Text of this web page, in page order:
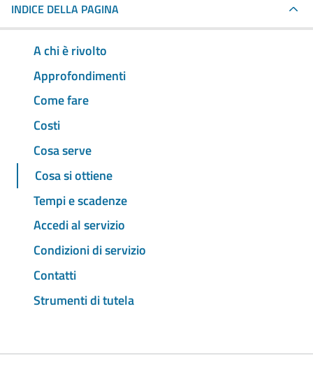
INDICE DELLA PAGINA
A chi è rivolto
Approfondimenti
Come fare
Costi
Cosa serve
Cosa si ottiene
Tempi e scadenze
Accedi al servizio
Condizioni di servizio
Contatti
Strumenti di tutela